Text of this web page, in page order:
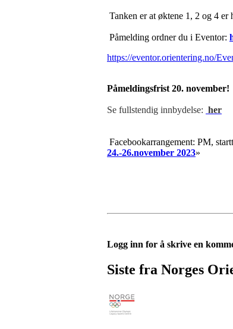
Tanken er at øktene 1, 2 og 4
Påmelding ordner du i Eventor:
https://eventor.orientering.no/
Påmeldingsfrist 20. november!
Se fullstendig innbydelse: her
Facebookarrangement: PM,
24.-26.november 2023»
Logg inn for å skrive en
Siste fra Norges